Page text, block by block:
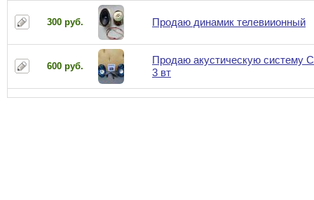
300 руб. Продаю динамик телевиионный
600 руб.
Продаю акустическую систему
3 вт